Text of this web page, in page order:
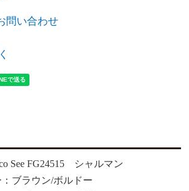
問い合わせ
See FG24515 シャルマン
ブラウン/ボルドー